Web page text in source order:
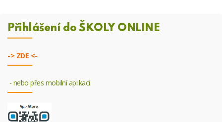
Přihlášení do ŠKOLY ONLINE
-> ZDE <-
- nebo přes mobilní aplikaci.